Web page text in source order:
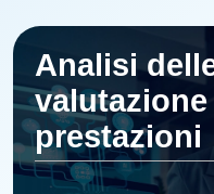
Analisi
prestazioni